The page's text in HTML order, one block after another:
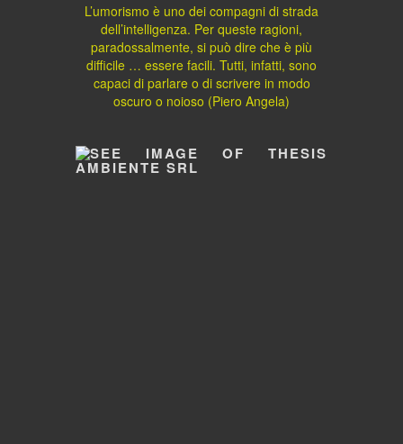
L’umorismo è uno dei compagni di strada
dell’intelligenza. Per queste ragioni,
paradossalmente, si può dire che è più
difficile … essere facili. Tutti, infatti, sono
capaci di parlare o di scrivere in modo
oscuro o noioso (Piero Angela)